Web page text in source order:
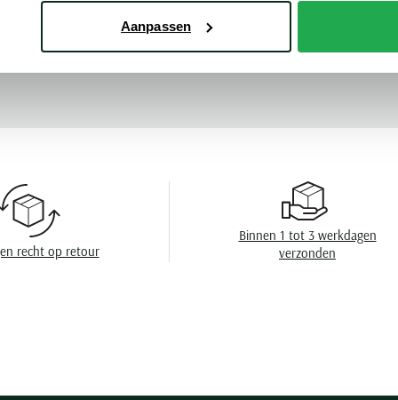
Aanpassen
recht op retour
Binnen 1 tot 3 werkdagen
verzonden